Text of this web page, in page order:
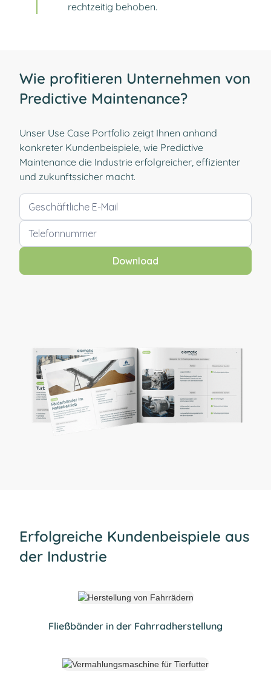
rechtzeitig behoben.
Wie profitieren Unternehmen von
Predictive Maintenance?
Unser Use Case Portfolio zeigt Ihnen anhand
konkreter Kundenbeispiele, wie Predictive
Maintenance die Industrie erfolgreicher, effizienter
und zukunftssicher macht.
Erfolgreiche Kundenbeispiele aus
der Industrie
Fließbänder in der Fahrradherstellung